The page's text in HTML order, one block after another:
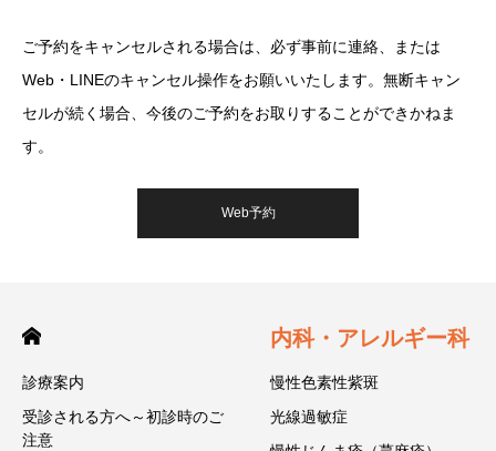
ご予約をキャンセルされる場合は、必ず事前に連絡、または
Web・LINEのキャンセル操作をお願いいたします。無断キャン
セルが続く場合、今後のご予約をお取りすることができかねま
す。
Web予約
診療案内
受診される方へ～初診時のご
注意
内科・アレルギー科
慢性色素性紫斑
光線過敏症